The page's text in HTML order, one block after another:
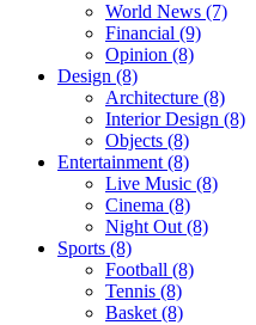
World News (7)
Financial (9)
Opinion (8)
Design (8)
Architecture (8)
Interior Design (8)
Objects (8)
Entertainment (8)
Live Music (8)
Cinema (8)
Night Out (8)
Sports (8)
Football (8)
Tennis (8)
Basket (8)